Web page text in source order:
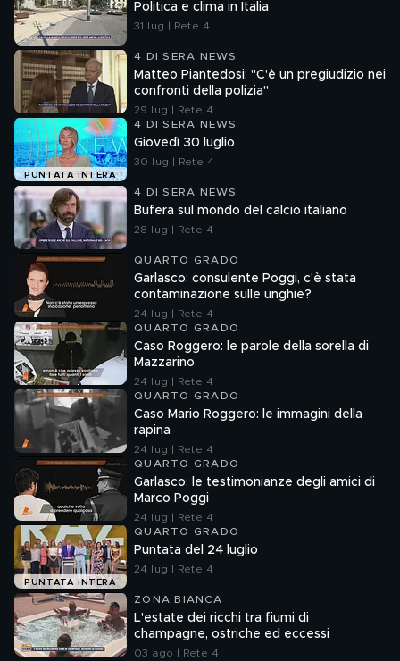
Politica e clima in Italia
31 lug | Rete 4
4 DI SERA NEWS
Matteo Piantedosi: "C'è un pregiudizio nei
confronti della polizia"
29 lug | Rete 4
PUNTATA INTERA
4 DI SERA NEWS
Giovedì 30 luglio
30 lug | Rete 4
4 DI SERA NEWS
Bufera sul mondo del calcio italiano
28 lug | Rete 4
QUARTO GRADO
Garlasco: consulente Poggi, c'è stata
contaminazione sulle unghie?
24 lug | Rete 4
QUARTO GRADO
Caso Roggero: le parole della sorella di
Mazzarino
24 lug | Rete 4
QUARTO GRADO
Caso Mario Roggero: le immagini della
rapina
24 lug | Rete 4
QUARTO GRADO
Garlasco: le testimonianze degli amici di
Marco Poggi
24 lug | Rete 4
PUNTATA INTERA
QUARTO GRADO
Puntata del 24 luglio
24 lug | Rete 4
ZONA BIANCA
L'estate dei ricchi tra fiumi di
champagne, ostriche ed eccessi
03 ago | Rete 4